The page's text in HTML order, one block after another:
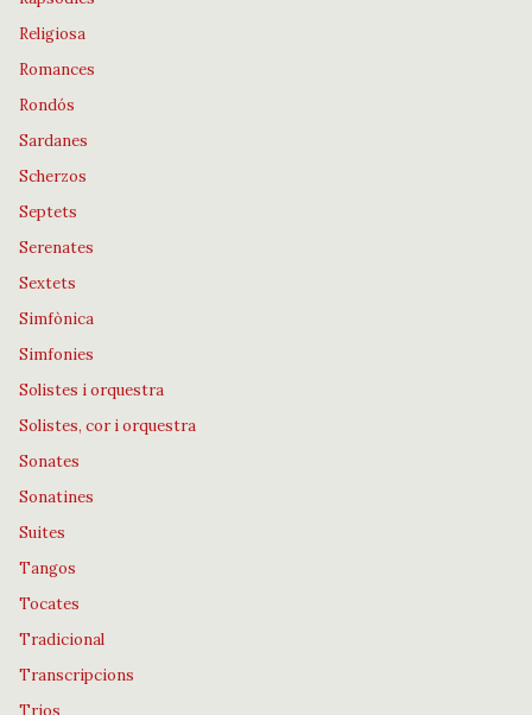
Religiosa
Romances
Rondós
Sardanes
Scherzos
Septets
Serenates
Sextets
Simfònica
Simfonies
Solistes i orquestra
Solistes, cor i orquestra
Sonates
Sonatines
Suites
Tangos
Tocates
Tradicional
Transcripcions
Trios